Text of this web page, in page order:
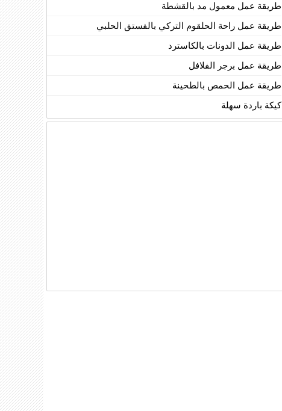
طريقة عمل معمول مد بالقشطة
طريقة عمل راحة الحلقوم التركي بالفستق الحلبي
طريقة عمل الدونات بالكاسترد
طريقة عمل برجر الفلافل
طريقة عمل الحمص بالطحينة
كيكة باردة سهلة